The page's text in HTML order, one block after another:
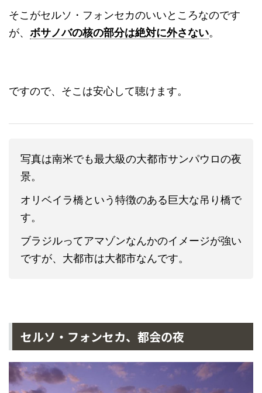
そこがセルソ・フォンセカのいいところなのです
が、 ボサノバの核の部分は絶対に外さない。
ですので、そこは安心して聴けます。
写真は南米でも最大級の大都市サンパウロの夜
景。
オリベイラ橋という特徴のある巨大な吊り橋で
す。
ブラジルってアマゾンなんかのイメージが強い
ですが、大都市は大都市なんです。
セルソ・フォンセカ、都会の夜